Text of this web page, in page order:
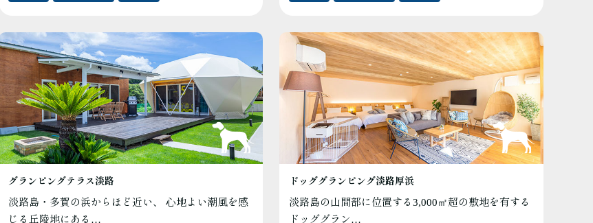
グランピングテラス淡路
淡路島・多賀の浜からほど近い、 心地よい潮風を感
じる丘陵地にある…
ドッググランピング淡路厚浜
淡路島の山間部に位置する3,000㎡超の敷地を有する
ドッググラン…